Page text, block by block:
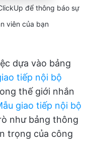
để thông báo sự
viên của bạn
dựa vào bảng
tiếp nội bộ
thế giới nhắn
giao tiếp nội bộ
như bảng thông
trọng của công